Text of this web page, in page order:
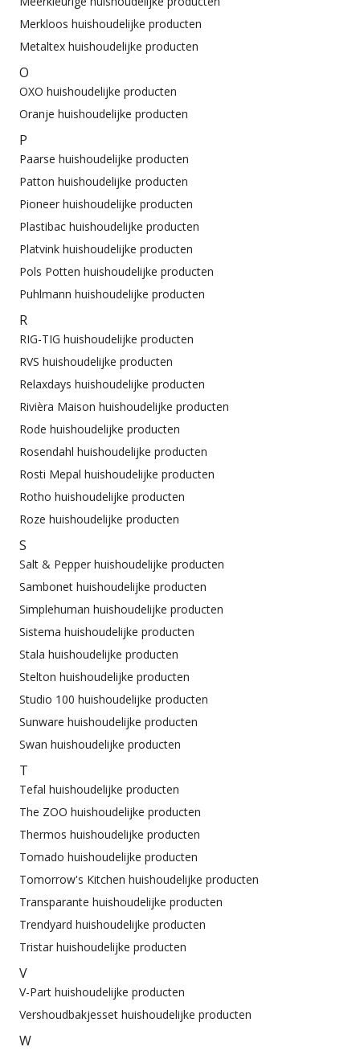
Merkloos huishoudelijke producten
Metaltex huishoudelijke producten
O
OXO huishoudelijke producten
Oranje huishoudelijke producten
P
Paarse huishoudelijke producten
Patton huishoudelijke producten
Pioneer huishoudelijke producten
Plastibac huishoudelijke producten
Platvink huishoudelijke producten
Pols Potten huishoudelijke producten
Puhlmann huishoudelijke producten
R
RIG-TIG huishoudelijke producten
RVS huishoudelijke producten
Relaxdays huishoudelijke producten
Rivièra Maison huishoudelijke producten
Rode huishoudelijke producten
Rosendahl huishoudelijke producten
Rosti Mepal huishoudelijke producten
Rotho huishoudelijke producten
Roze huishoudelijke producten
S
Salt & Pepper huishoudelijke producten
Sambonet huishoudelijke producten
Simplehuman huishoudelijke producten
Sistema huishoudelijke producten
Stala huishoudelijke producten
Stelton huishoudelijke producten
Studio 100 huishoudelijke producten
Sunware huishoudelijke producten
Swan huishoudelijke producten
T
Tefal huishoudelijke producten
The ZOO huishoudelijke producten
Thermos huishoudelijke producten
Tomado huishoudelijke producten
Tomorrow's Kitchen huishoudelijke producten
Transparante huishoudelijke producten
Trendyard huishoudelijke producten
Tristar huishoudelijke producten
V
V-Part huishoudelijke producten
Vershoudbakjesset huishoudelijke producten
W